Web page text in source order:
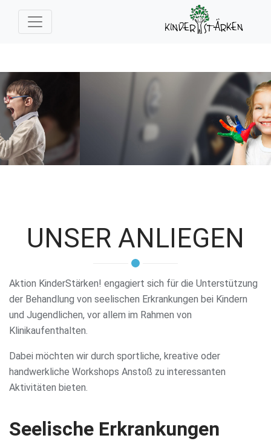
UNSER ANLIEGEN
Aktion KinderStärken! engagiert sich für die Unterstützung
der Behandlung von seelischen Erkrankungen bei Kindern
und Jugendlichen, vor allem im Rahmen von
Klinikaufenthalten.
Dabei möchten wir durch sportliche, kreative oder
handwerkliche Workshops Anstoß zu interessanten
Aktivitäten bieten.
Seelische Erkrankungen